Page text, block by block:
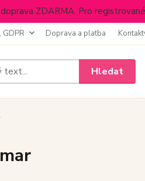
ZDARMA. Pro
GDPR Doprava a platba
Hledat